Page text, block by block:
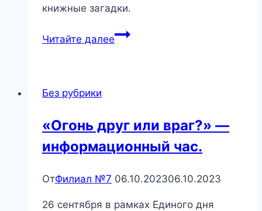
книжные загадки.
Читайте далее«Книжные
викторина
Без рубрики
«Огонь друг или враг?» —
информационный час.
ОтФилиал №7 06.10.202306.10.2023
26 сентября в рамках Единого дня